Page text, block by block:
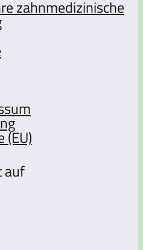
auf